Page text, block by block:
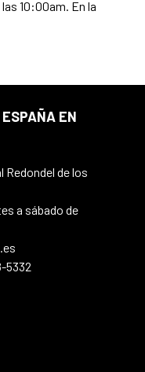
10:00am. En la
EN
Redondel de los
a sábado de
5332